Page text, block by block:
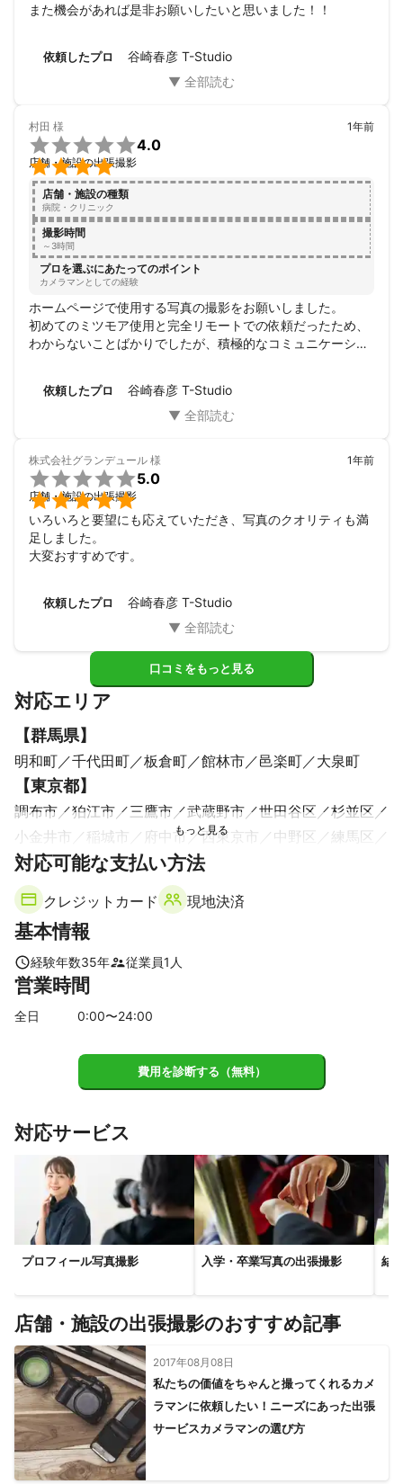
また機会があれば是非お願いしたいと思いました！！
依頼したプロ 谷崎春彦 T-Studio
村田 様


4.0
店舗・施設の出張撮影
1年前
店舗・施設の種類
病院・クリニック
撮影時間
～3時間
プロを選ぶにあたってのポイント
カメラマンとしての経験
ホームページで使用する写真の撮影をお願いしました。
初めてのミツモア使用と完全リモートでの依頼だったため、
わからないことばかりでしたが、積極的なコミュニケーショ
依頼したプロ 谷崎春彦 T-Studio
株式会社グランデュール 様


5.0
店舗・施設の出張撮影
1年前
いろいろと要望にも応えていただき、写真のクオリティも満
足しました。
大変おすすめです。
依頼したプロ 谷崎春彦 T-Studio
口コミをもっと見る
対応エリア
【群馬県】
明和町 千代田町 板倉町 館林市 邑楽町 大泉町
【東京都】
調布市 狛江市 三鷹市 武蔵野市 世田谷区
杉並区
小金井市
稲城市 府中市 西東京市 中野区
練馬区
渋谷区
目黒区 国分寺市 東久留米市
国立市
新宿区
板橋区
品川区 港区 日野市 千代田区
立川市
東大和市
町田市
武蔵村山市 台東区
福生市
瑞穂町
江戸川区
あきる野市
千葉県】
市川市 松戸市 流山市 鎌ケ谷市
船橋市
八千代市
我孫子市
印西市
佐倉市 君津市 市原市 栄町
長柄町
酒々井町
鋸南町 八街市 長南町
山梨県】
上野原市 道志村 小菅村 大月市 都留市
丹波山村
西桂町
忍野村 山中湖村
新座市 和光市 朝霞市 所沢市 戸田市
三芳町
ふじみ野市
狭山市
川越市 草加市 さいたま市
越谷市
日高市 上尾市 鶴ヶ島市 坂戸市
川島町
吉川市
伊奈町 桶川市 蓮田市 松伏町
毛呂山町
飯能市
春日部市 北本市 白岡市 鳩山町
越生町
杉戸町 吉見町
対応可能な支払い方法
クレジットカード 現地決済
基本情報
経験年数35年 従業員1 人
営業時間
全日 0:00〜24:00
費用を診断する（無料）
対応サービス
プロフィール写真撮影 入学・卒業写真の出張撮影 結
店舗・施設の出張撮影のおすすめ記事
2017年08月08日
私たちの価値をちゃんと撮ってくれるカメ
ラマンに依頼したい！ニーズにあった出張
サービスカメラマンの選び方